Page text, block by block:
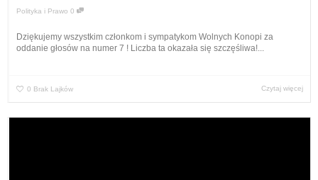
Polityka i Prawo 0
Dziękujemy wszystkim członkom i sympatykom Wolnych Konopi za
oddanie głosów na numer 7 ! Liczba ta okazała się szczęśliwa!...
0 Brak Lajków Czytaj więcej